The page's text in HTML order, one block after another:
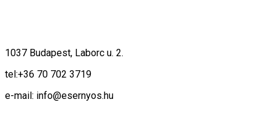
1037 Budapest, Laborc u. 2.
tel:+36 70 702 3719
e-mail: info@esernyos.hu